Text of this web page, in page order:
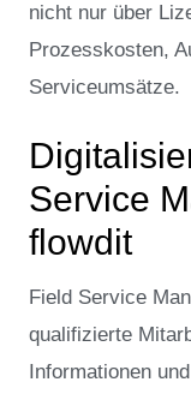
nicht nur über
Prozesskosten,
Serviceumsätze.
Service
flowdit
Field Service
qualifizierte
Informationen